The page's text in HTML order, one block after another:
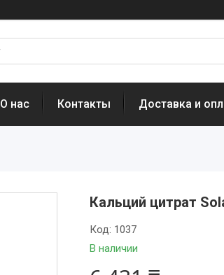
О нас Контакты Доставка и
Кальций цитрат
В наличии
Код: 1037